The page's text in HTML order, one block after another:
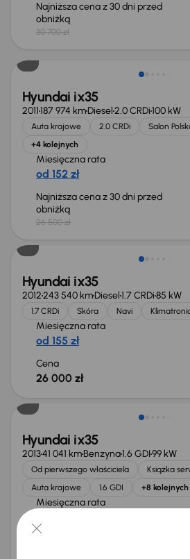
Najniższa cena z 30 dni przed
obniżką
30 700 zł
Hyundai ix35
2011187 974 kmDiesel2.0 CRDi100 kW
Auta krajowe 2.0 CRDi Salon
+4 kolejnych
Miesięczna rata
od 152 zł
Najniższa cena z 30 dni przed
obniżką
26 500 zł
Hyundai ix35
2012243 540 kmDiesel1.7 CRDi85 kW
1.7 CRDi Skóra Navi
Miesięczna rata
od 155 zł
Cena
26 000 zł
Hyundai ix35
201341 041 kmBenzyna1.6 GDI99 kW
Od pierwszego właściciela
Książka
Auta krajowe
1.6 GDI +8 kolejnych
Miesięczna rata